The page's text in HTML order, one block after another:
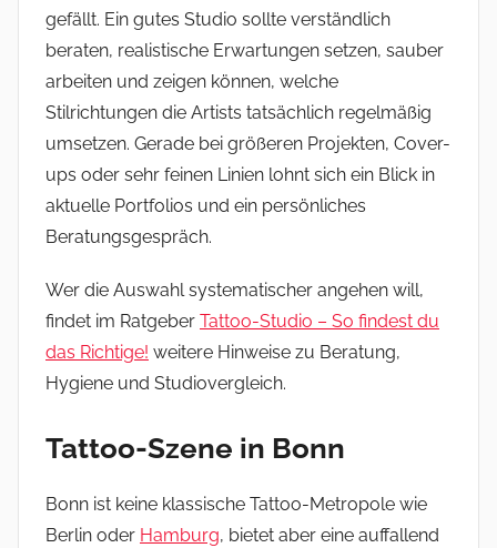
gefällt. Ein gutes Studio sollte verständlich
beraten, realistische Erwartungen setzen, sauber
arbeiten und zeigen können, welche
Stilrichtungen die Artists tatsächlich regelmäßig
umsetzen. Gerade bei größeren Projekten, Cover-
ups oder sehr feinen Linien lohnt sich ein Blick in
aktuelle Portfolios und ein persönliches
Beratungsgespräch.
Wer die Auswahl systematischer angehen will,
findet im Ratgeber Tattoo-Studio – So findest du
das Richtige! weitere Hinweise zu Beratung,
Hygiene und Studiovergleich.
Tattoo-Szene in Bonn
Bonn ist keine klassische Tattoo-Metropole wie
Berlin oder Hamburg, bietet aber eine auffallend